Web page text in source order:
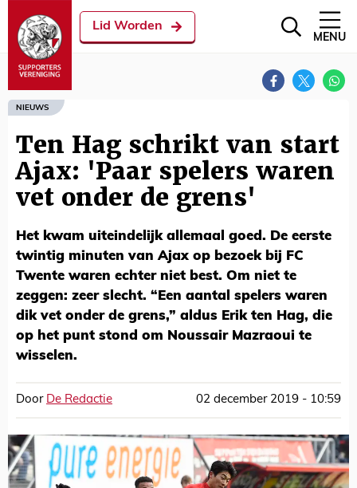
Lid Worden
MENU
NIEUWS
Ten Hag schrikt van start
Ajax: 'Paar spelers waren
vet onder de grens'
Het kwam uiteindelijk allemaal goed. De eerste
twintig minuten van Ajax op bezoek bij FC
Twente waren echter niet best. Om niet te
zeggen: zeer slecht. “Een aantal spelers waren
dik vet onder de grens,” aldus Erik ten Hag, die
op het punt stond om Noussair Mazraoui te
wisselen.
Door De Redactie 02 december 2019 - 10:59